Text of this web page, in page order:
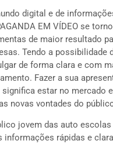
digital e de
EM VÍDEO se
de maior resultado
Tendo a possibilidade
de forma clara e com
Fazer a sua
significa estar no mercado
novas vontades do
jovem das auto
informações rápidas e